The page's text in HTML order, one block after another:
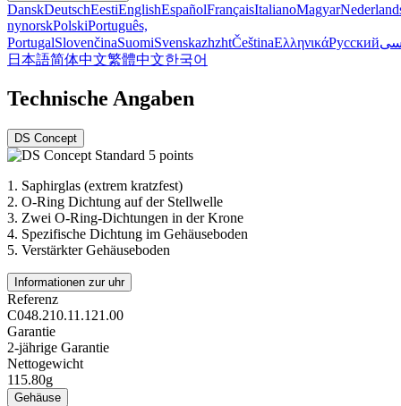
DanskDeutschEestiEnglishEspañolFrançaisItalianoMagyar
nynorskPolskiPortuguês,
PortugalSlovenčinaSuomiSvenskazhzhtČeštinaΕλληνικάРусский
日本語简体中文繁體中文한국어
Technische Angaben
DS Concept
1. Saphirglas (extrem kratzfest)
2. O-Ring Dichtung auf der Stellwelle
3. Zwei O-Ring-Dichtungen in der Krone
4. Spezifische Dichtung im Gehäuseboden
5. Verstärkter Gehäuseboden
Informationen zur uhr
Referenz
C048.210.11.121.00
Garantie
2-jährige Garantie
Nettogewicht
115.80g
Gehäuse